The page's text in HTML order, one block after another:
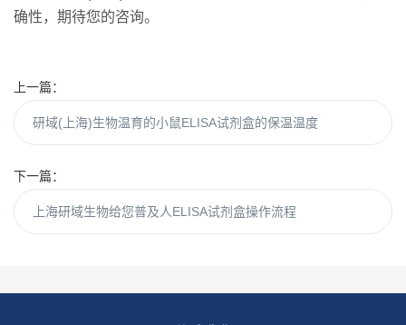
确性，期待您的咨询。
上一篇：
研域(上海)生物温育的小鼠ELISA试剂盒的保温温度
下一篇：
上海研域生物给您普及人ELISA试剂盒操作流程